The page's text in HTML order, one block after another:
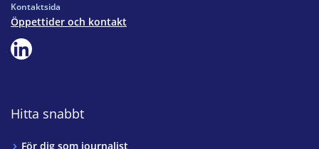
Kontaktsida
Öppettider och kontakt
Hitta snabbt
För dig som journalist